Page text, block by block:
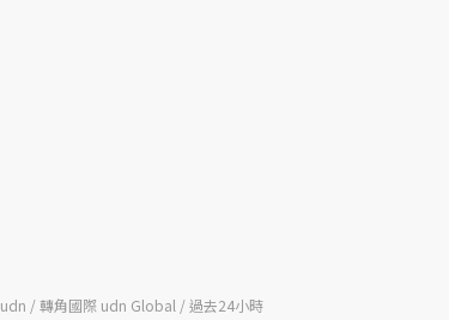
udn 轉角國際 udn Global 過去24小時